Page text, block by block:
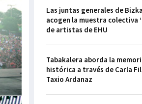
Las juntas generales de
acogen la muestra colectiva
de artistas de EHU
Tabakalera aborda la
histórica a través de Carla
Taxio Ardanaz